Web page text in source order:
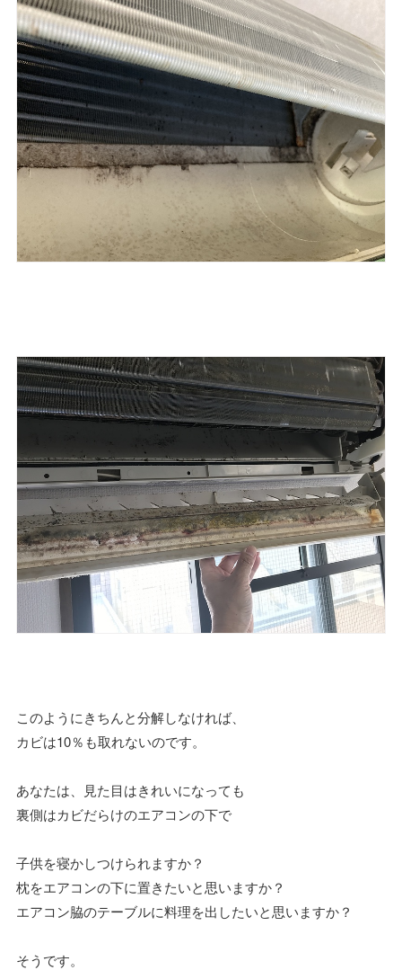
このようにきちんと分解しなければ、
カビは10％も取れないのです。
あなたは、見た目はきれいになっても
裏側はカビだらけのエアコンの下で
子供を寝かしつけられますか？
枕をエアコンの下に置きたいと思いますか？
エアコン脇のテーブルに料理を出したいと思いますか？
そうです。